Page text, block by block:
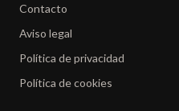
Contacto
Aviso legal
Política de privacidad
Política de cookies